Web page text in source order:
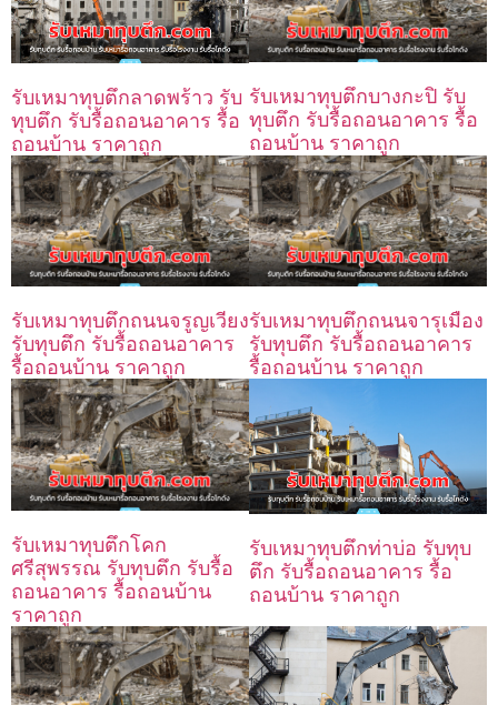
รับเหมาทุบตึกลาดพร้าว รับ
ทุบตึก รับรื้อถอนอาคาร รื้อ
ถอนบ้าน ราคาถูก
รับเหมาทุบตึกบางกะปิ รับ
ทุบตึก รับรื้อถอนอาคาร รื้อ
ถอนบ้าน ราคาถูก
รับเหมาทุบตึกถนนจรูญเวียง
รับทุบตึก รับรื้อถอนอาคาร
รื้อถอนบ้าน ราคาถูก
รับเหมาทุบตึกถนนจารุเมือง
รับทุบตึก รับรื้อถอนอาคาร
รื้อถอนบ้าน ราคาถูก
รับเหมาทุบตึกโคก
ศรีสุพรรณ รับทุบตึก รับรื้อ
ถอนอาคาร รื้อถอนบ้าน
ราคาถูก
รับเหมาทุบตึกท่าบ่อ รับทุบ
ตึก รับรื้อถอนอาคาร รื้อ
ถอนบ้าน ราคาถูก